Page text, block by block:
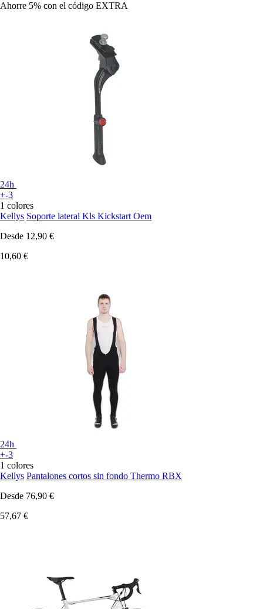
Ahorre 5% con el código EXTRA
24h
+-3
1 colores
Kellys Soporte lateral Kls Kickstart Oem
Desde 12,90 €
10,60 €
24h
+-3
1 colores
Kellys Pantalones cortos sin fondo Thermo RBX
Desde 76,90 €
57,67 €